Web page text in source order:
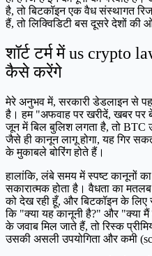
है, तो बिटकॉइन एक वैध संस्थागत
हैं, तो लिक्विडिटी बस दूसरे देशों की
शॉर्ट टर्म में us crypto
कैसे करेंगे
मेरे अनुभव में, सरकारी डेडलाइन से
है। हम "अफवाह पर खरीदें, खबर पर
जून में बिल बुलिश लगता है, तो
जैसे ही कानून लागू होगा, यह गिर
के मुकाबले बोरिंग होते हैं।
हालांकि, लंबे समय में स्पष्ट कानूनों
सकारात्मक होता है। वैधता का
को देख रही हूँ, और बिटकॉइन के लिए
कि "क्या यह कानूनी है?" और "क्या
के जवाब मिल जाते हैं, तो रिस्क
उसकी असली उपयोगिता और कमी